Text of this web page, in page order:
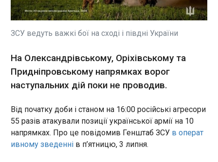
Бронюк висловився про цьогорічне проведення
Національного мультипредметного тесту, який
складала його донька Єва. У коментарі програмі
загалом дівчина успішно склала іспит, однак
пережила сильний стрес.
ЧИТАТЬ
У Швеції за підозрами у шпигунстві
16:51:11
У Швеції 2 липня двох людей затримали за
підозрою у шпигунстві. Про це повідомляє SVT.
Зазначається, що затримано 35-річного
громадянина Китаю та 22-річного громадянина
ЗСУ ведуть важкі бої на сході і півдні України
На Олександрівському, Оріхівському та
Придніпровському напрямках ворог
наступальних дій поки не проводив.
Від початку доби і станом на 16:00 російські агресори
55 разів атакували позиції української армії на 10
напрямках. Про це повідомив Генштаб ЗСУ в операт
ивному зведенні в п’ятницю, 3 липня.